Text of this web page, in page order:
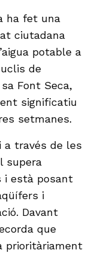
ha fet una
ciutadana
potable a
de
Font Seca,
significatiu
setmanes.
a través de les
supera
i està posant
i
Davant
que
prioritàriament